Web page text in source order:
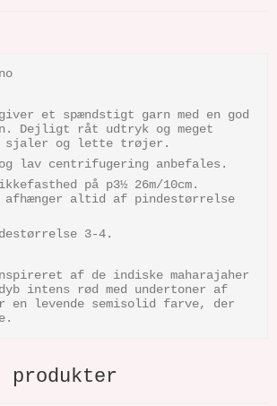
et spændstigt garn med en god
Dejligt råt udtryk og meget
sjaler og lette trøjer.
og lav centrifugering anbefales.
på p3½ 26m/10cm.
afhænger altid af pindestørrelse
3-4.
af de indiske maharajaher
intens rød med undertoner af
en levende semisolid farve, der
produkter